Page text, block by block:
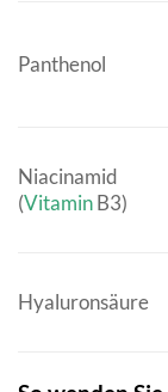
Panthenol
Niacinamid
(VitaminB3)
Hyaluronsäure